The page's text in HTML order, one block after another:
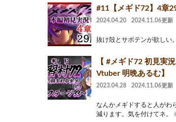
#11【メギド72】4章
2024.04.20 2024.11.06更新
抜け殻とサボテンが欲しい
【 #メギド72 初見実
Vtuber 明晩あるむ】
2023.04.28 2024.11.06更新
なんかメギドすると人が
減ります。気を付けてネ。